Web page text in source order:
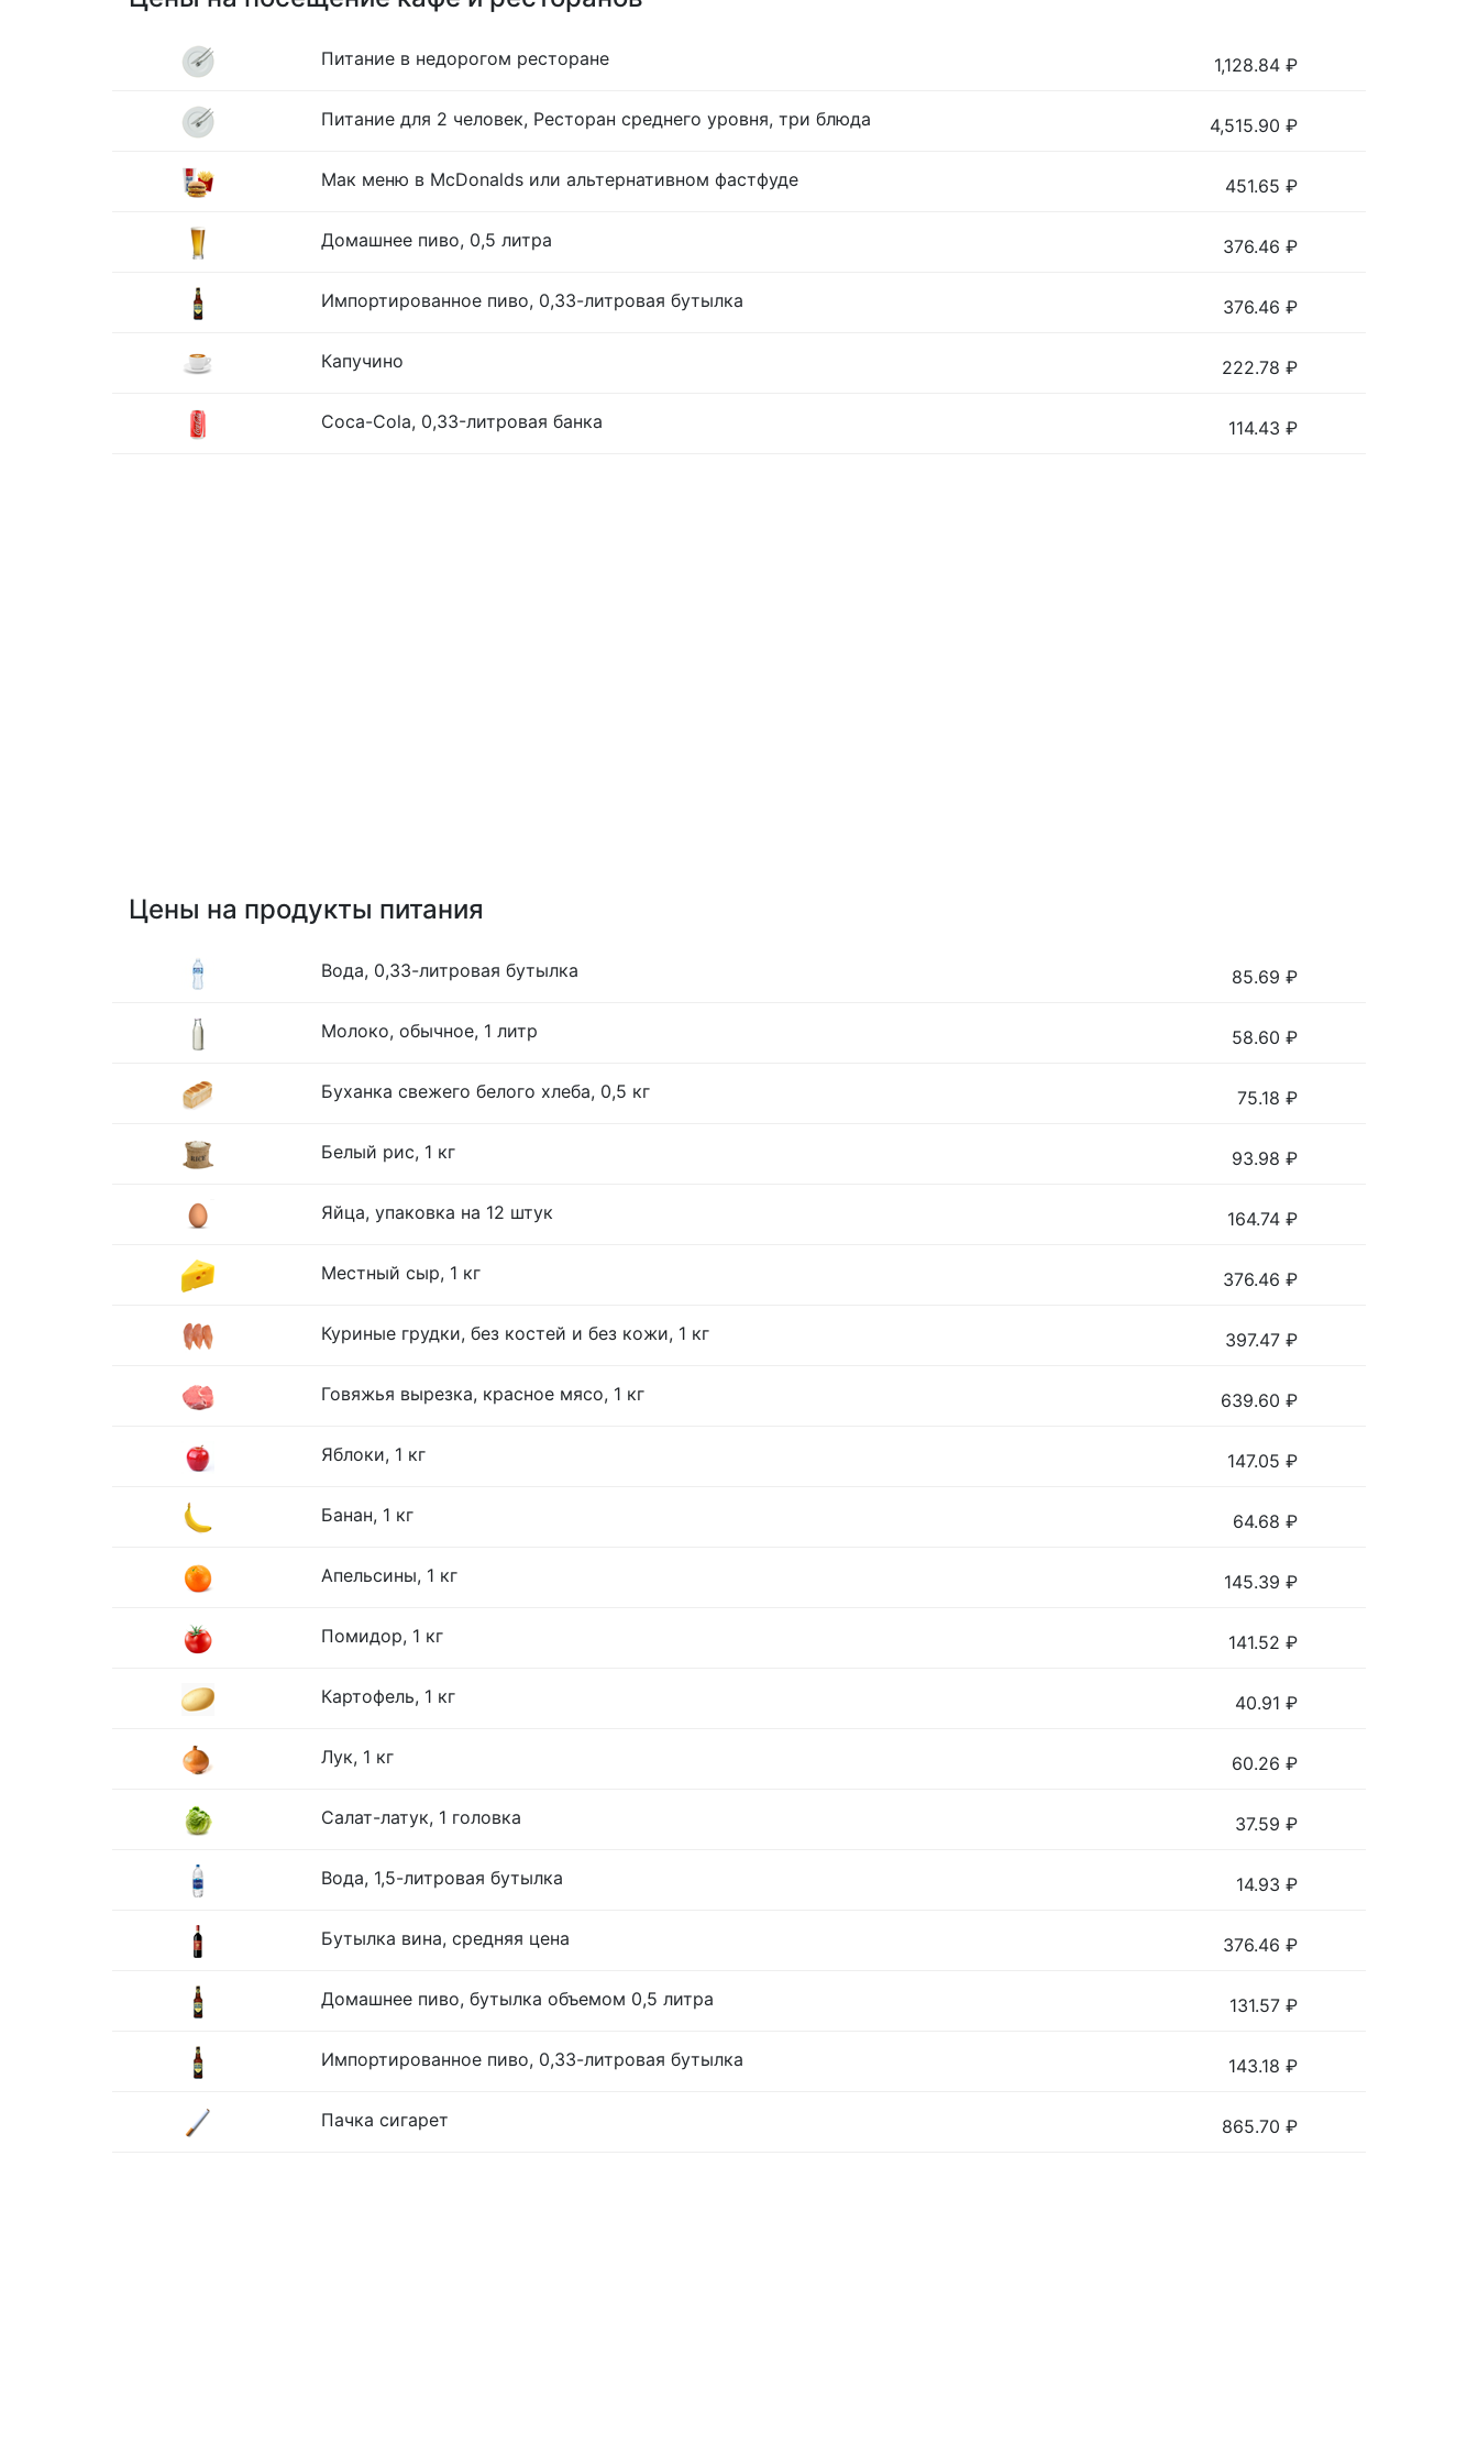
Питание в недорогом ресторане 1,128.84 ₽
Питание для 2 человек, Ресторан среднего уровня, три блюда 4,515.90 ₽
Мак меню в McDonalds или альтернативном фастфуде 451.65 ₽
Домашнее пиво, 0,5 литра 376.46 ₽
Импортированное пиво, 0,33-литровая бутылка 376.46 ₽
Капучино 222.78 ₽
Coca-Cola, 0,33-литровая банка 114.43 ₽
Цены на продукты питания
Вода, 0,33-литровая бутылка 85.69 ₽
Молоко, обычное, 1 литр 58.60 ₽
Буханка свежего белого хлеба, 0,5 кг 75.18 ₽
Белый рис, 1 кг 93.98 ₽
Яйца, упаковка на 12 штук 164.74 ₽
Местный сыр, 1 кг 376.46 ₽
Куриные грудки, без костей и без кожи, 1 кг 397.47 ₽
Говяжья вырезка, красное мясо, 1 кг 639.60 ₽
Яблоки, 1 кг 147.05 ₽
Банан, 1 кг 64.68 ₽
Апельсины, 1 кг 145.39 ₽
Помидор, 1 кг 141.52 ₽
Картофель, 1 кг 40.91 ₽
Лук, 1 кг 60.26 ₽
Салат-латук, 1 головка 37.59 ₽
Вода, 1,5-литровая бутылка 14.93 ₽
Бутылка вина, средняя цена 376.46 ₽
Домашнее пиво, бутылка объемом 0,5 литра 131.57 ₽
Импортированное пиво, 0,33-литровая бутылка 143.18 ₽
Пачка сигарет 865.70 ₽